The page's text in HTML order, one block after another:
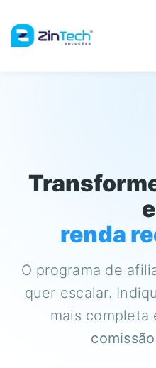
renda
O programa de
quer escalar.
mais completa
comissão